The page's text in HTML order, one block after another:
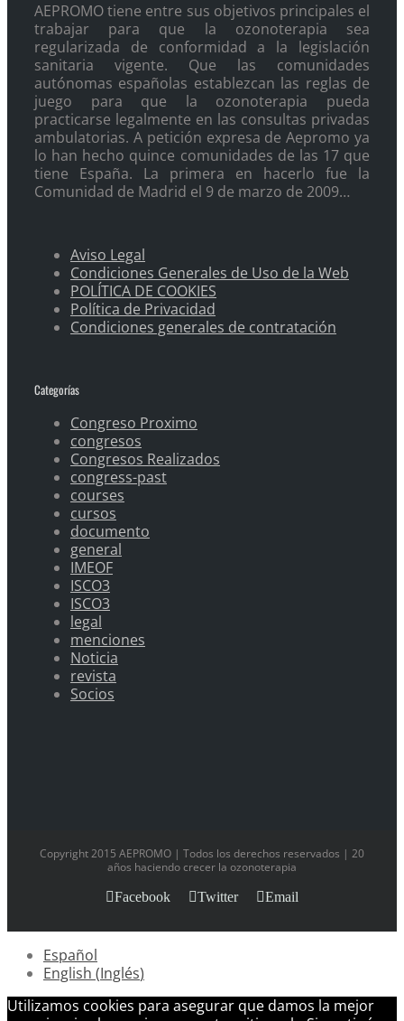
AEPROMO tiene entre sus objetivos principales el
trabajar para que la ozonoterapia sea
regularizada de conformidad a la legislación
sanitaria vigente. Que las comunidades
autónomas españolas establezcan las reglas de
juego para que la ozonoterapia pueda
practicarse legalmente en las consultas privadas
ambulatorias. A petición expresa de Aepromo ya
lo han hecho quince comunidades de las 17 que
tiene España. La primera en hacerlo fue la
Comunidad de Madrid el 9 de marzo de 2009…
Aviso Legal
Condiciones Generales de Uso de la Web
POLÍTICA DE COOKIES
Política de Privacidad
Condiciones generales de contratación
Categorías
Congreso Proximo
congresos
Congresos Realizados
congress-past
courses
cursos
documento
general
IMEOF
ISCO3
ISCO3
legal
menciones
Noticia
revista
Socios
Copyright 2015 AEPROMO | Todos los derechos reservados | 20
años haciendo crecer la ozonoterapia
Facebook
Twitter Email
Español
English (Inglés)
Utilizamos cookies para asegurar que damos la mejor